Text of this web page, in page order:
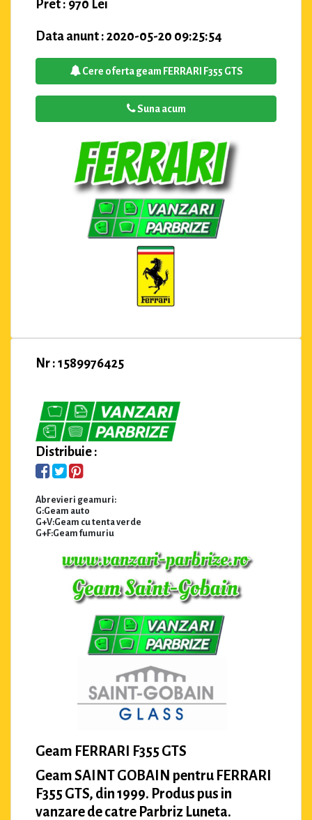
Pret : 970 Lei
Data anunt : 2020-05-20 09:25:54
Cere oferta geam FERRARI F355 GTS
Suna acum
Nr : 1589976425
Distribuie :
Abrevieri geamuri:
G:Geam auto
G+V:Geam cu tenta verde
G+F:Geam fumuriu
Geam FERRARI F355 GTS
Geam SAINT GOBAIN pentru FERRARI
F355 GTS, din 1999. Produs pus in
vanzare de catre Parbriz Luneta.